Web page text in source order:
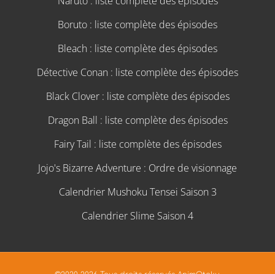
Boruto : liste complète des épisodes
Bleach : liste complète des épisodes
Détective Conan : liste complète des épisodes
Black Clover : liste complète des épisodes
Dragon Ball : liste complète des épisodes
Fairy Tail : liste complète des épisodes
Jojo's Bizarre Adventure : Ordre de visionnage
Calendrier Mushoku Tensei Saison 3
Calendrier Slime Saison 4